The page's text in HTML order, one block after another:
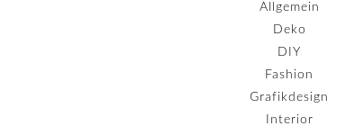
Allgemein
Deko
DIY
Fashion
Grafikdesign
Interior